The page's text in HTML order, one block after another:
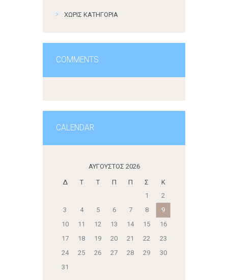
ΧΩΡΊΣ ΚΑΤΗΓΟΡΊΑ
COMMENTS
CALENDAR
ΑΎΓΟΥΣΤΟΣ 2026
Δ Τ Τ Π Π Σ
Κ
1
2
3
4 5 6 7 8
9
10
11 12 13 14 15
16
17
18 19 20 21 22
23
24
25 26 27 28 29
30
31